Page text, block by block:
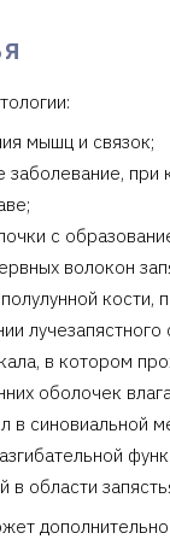
мышц и связок;
с
волокон
лучезапястного
в котором
оболочек
в синовиальной
в области